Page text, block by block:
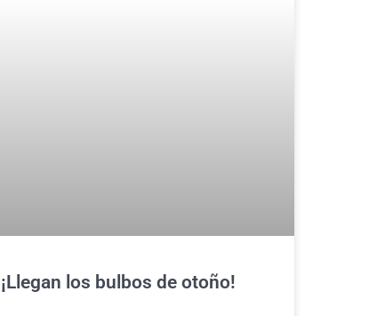
¡Llegan los bulbos de otoño!